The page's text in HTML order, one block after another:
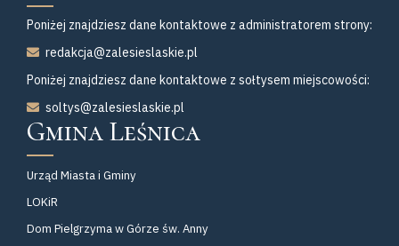
Poniżej znajdziesz dane kontaktowe z administratorem strony:
redakcja@zalesieslaskie.pl
Poniżej znajdziesz dane kontaktowe z sołtysem miejscowości:
soltys@zalesieslaskie.pl
Gmina Leśnica
Urząd Miasta i Gminy
LOKiR
Dom Pielgrzyma w Górze św. Anny